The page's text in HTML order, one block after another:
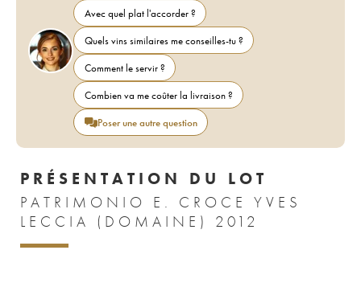
Avec quel plat l'accorder ?
Quels vins similaires me conseilles-tu ?
Comment le servir ?
Combien va me coûter la livraison ?
Poser une autre question
PRÉSENTATION DU LOT
PATRIMONIO E. CROCE YVES
LECCIA (DOMAINE) 2012